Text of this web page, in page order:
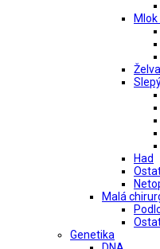
Želva
Had
Malá
Genetika